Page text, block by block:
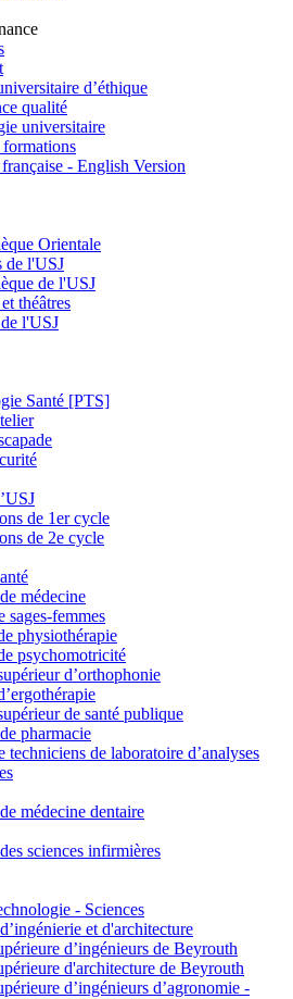
d’éthique
qualité
universitaire
formations
- English Version
Orientale
de l'USJ
de l'USJ
théâtres
l'USJ
Santé [PTS]
de 1er cycle
de 2e cycle
médecine
sages-femmes
physiothérapie
psychomotricité
d’orthophonie
de santé publique
pharmacie
techniciens de laboratoire d’analyses
médecine dentaire
sciences infirmières
- Sciences
et d'architecture
d’ingénieurs de Beyrouth
d'architecture de Beyrouth
d’ingénieurs d’agronomie -